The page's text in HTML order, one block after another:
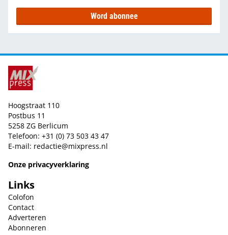
Word abonnee
Hoogstraat 110
Postbus 11
5258 ZG Berlicum
Telefoon: +31 (0) 73 503 43 47
E-mail: redactie@mixpress.nl
Onze privacyverklaring
Links
Colofon
Contact
Adverteren
Abonneren